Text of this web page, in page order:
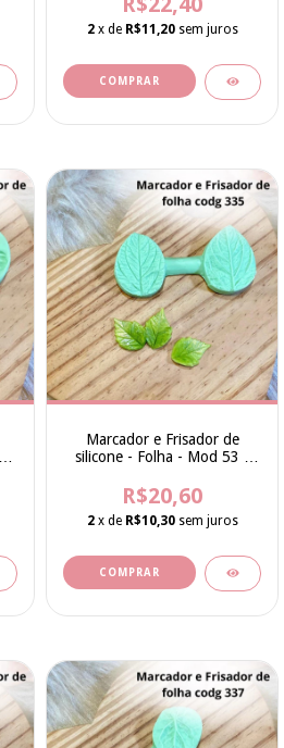
2 x de R$11,20 sem juros
Marcador e Frisador de
silicone - Folha - Mod 53 -
R$20,60
2 x de R$10,30 sem juros